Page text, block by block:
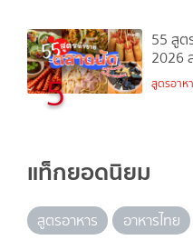
5
55 สูต
2026
สูตรอาห
แท็กยอดนิยม
สูตรอาหาร อาหารไทย